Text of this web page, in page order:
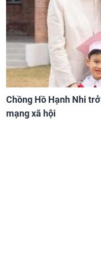
Chồng Hồ Hạnh Nhi
mạng xã hội